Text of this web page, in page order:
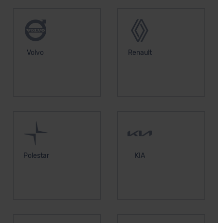
Volvo Renault
Polestar KIA